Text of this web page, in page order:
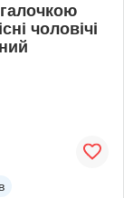
чоловічі